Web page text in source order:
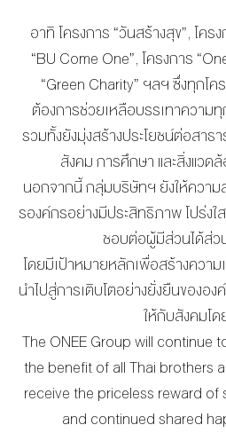
ORGANIZATION
CHART
AWARDS
อาทิ โครงการ “วันสร้างสุข”, โคร
“BU Come One”, โครงการ
“Green Charity” ฯลฯ ซึ่งทุกโ
ต้องการช่วยเหลือบรรเทาความ
รวมทั้งยังมุ่งสร้างประโยชน์ต่อสาธ
สังคม การศึกษา และสิ่งแว
นอกจากนี้ กลุ่มบริษัทฯ ยังให้ควา
รองค์กรอย่างมีประสิทธิภาพ โปร่ง
ชอบต่อผู้มีส่วนได้ส่
โดยมีเป้าหมายหลักเพื่อสร้างควา
นำไปสู่การเติบโตอย่างยั่งยืนขององ
ให้กับสังคมโ
The ONEE Group will continue
the benefit of all Thai brothers
receive the priceless reward of
and continued shared